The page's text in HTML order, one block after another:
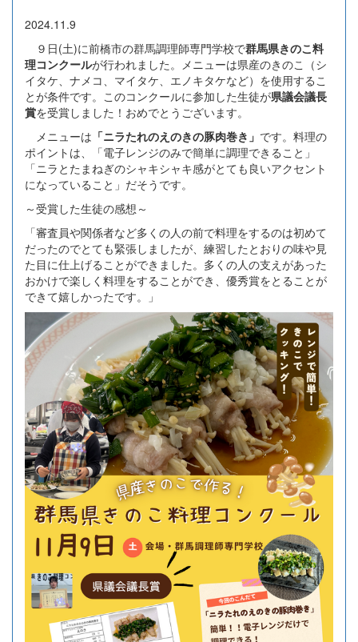
2024.11.9
９日(土)に前橋市の群馬調理師専門学校で群馬県きのこ料
理コンクールが行われました。メニューは県産のきのこ（シ
イタケ、ナメコ、マイタケ、エノキタケなど）を使用するこ
とが条件です。このコンクールに参加した生徒が県議会議長
賞を受賞しました！おめでとうございます。
メニューは 「ニラたれのえのきの豚肉巻き」 です。料理の
ポイントは、「電子レンジのみで簡単に調理できること」
「ニラとたまねぎのシャキシャキ感がとても良いアクセント
になっていること」だそうです。
～受賞した生徒の感想～
「審査員や関係者など多くの人の前で料理をするのは初めて
だったのでとても緊張しましたが、練習したとおりの味や見
た目に仕上げることができました。多くの人の支えがあった
おかけで楽しく料理をすることができ、優秀賞をとることが
できて嬉しかったです。」